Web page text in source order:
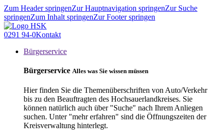
Zum Header springenZur Hauptnavigation springenZur Suche
springenZum Inhalt springenZur Footer springen
0291 94-0Kontakt
Bürgerservice
Bürgerservice Alles was Sie wissen müssen
Hier finden Sie die Themenüberschriften von Auto/Verkehr
bis zu den Beauftragten des Hochsauerlandkreises. Sie
können natürlich auch über "Suche" nach Ihrem Anliegen
suchen. Unter "mehr erfahren" sind die Öffnungszeiten der
Kreisverwaltung hinterlegt.